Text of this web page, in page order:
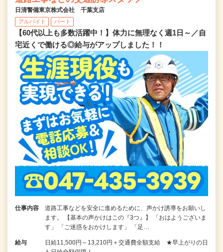
日清警備東京株式会社 千葉支店
アルバイト パート
【60代以上も多数活躍中！】体力に無理なく週1日～／自
宅近くで働ける◎給与がアップしました！！
仕事内容
道路工事などを安全に進めるために、声かけ誘導をお願いし
ます。 【基本の声かけはこの『3つ』】 「おはようございま
す」 「ご迷惑をおかけします」 「足…
給与
日給11,500円～13,210円＋交通費全額支給 ★早上がりの日